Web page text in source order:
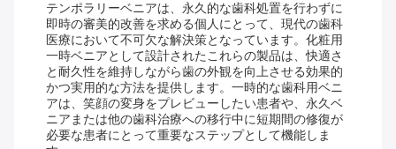
テンポラリーベニアは、永久的な歯科処置を行わずに
即時の審美的改善を求める個人にとって、現代の歯科
医療において不可欠な解決策となっています。化粧用
一時ベニアとして設計されたこれらの製品は、快適さ
と耐久性を維持しながら歯の外観を向上させる効果的
かつ実用的な方法を提供します。一時的な歯科用ベニ
アは、笑顔の変身をプレビューしたい患者や、永久ベ
ニアまたは他の歯科治療への移行中に短期間の修復が
必要な患者にとって重要なステップとして機能しま